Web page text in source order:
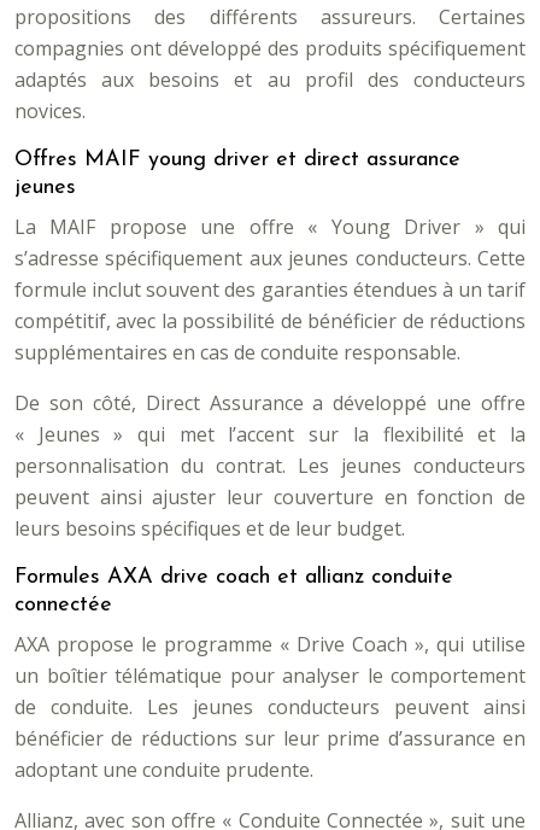
propositions des différents assureurs. Certaines
compagnies ont développé des produits spécifiquement
adaptés aux besoins et au profil des conducteurs
novices.
Offres MAIF young driver et direct assurance
jeunes
La MAIF propose une offre « Young Driver » qui
s’adresse spécifiquement aux jeunes conducteurs. Cette
formule inclut souvent des garanties étendues à un tarif
compétitif, avec la possibilité de bénéficier de réductions
supplémentaires en cas de conduite responsable.
De son côté, Direct Assurance a développé une offre
« Jeunes » qui met l’accent sur la flexibilité et la
personnalisation du contrat. Les jeunes conducteurs
peuvent ainsi ajuster leur couverture en fonction de
leurs besoins spécifiques et de leur budget.
Formules AXA drive coach et allianz conduite
connectée
AXA propose le programme « Drive Coach », qui utilise
un boîtier télématique pour analyser le comportement
de conduite. Les jeunes conducteurs peuvent ainsi
bénéficier de réductions sur leur prime d’assurance en
adoptant une conduite prudente.
Allianz, avec son offre « Conduite Connectée », suit une